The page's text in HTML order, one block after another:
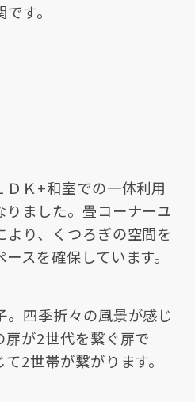
す。
ＤＫ+和室での一体利用
りました。畳コーナーユ
り、くつろぎの空間を
スを確保しています。
。四季折々の風景が感じ
扉が2世代を繋ぐ扉で
2世帯が繋がります。